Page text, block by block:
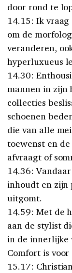
door rond te
14.15: Ik
om de
veranderen,
hyperluxueus
14.30:
mannen in zijn
collecties
schoenen
die van alle
toewenst en
afvraagt of
14.36:
inhoudt en zijn
uitgomt.
14.59: Met de
aan de stylist
in de innerlijke
Comfort is voor
15.17: